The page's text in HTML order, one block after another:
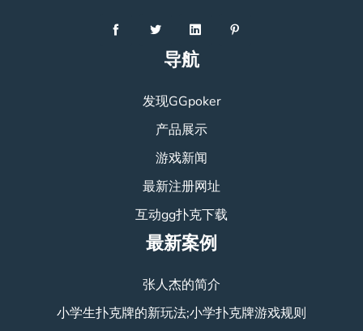
导航
发现GGpoker
产品展示
游戏新闻
最新注册网址
互动gg扑克下载
最新案例
张人杰的简介
小学生扑克牌的新玩法;小学扑克牌游戏规则